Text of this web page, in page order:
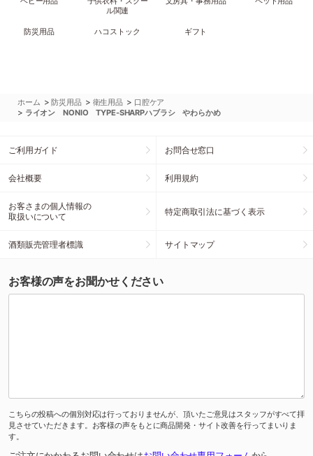
ル関連
防災用品 ハコストック ギフト
ホーム >防災用品 > 衛生用品 > 口腔ケア
> ライオン NONIO TYPE-SHARPハブラシ やわらかめ
ご利用ガイド お問合せ窓口
会社概要 利用規約
お客さまの個人情報の
取扱いについて
特定商取引法に基づく表示
酒類販売管理者標識 サイトマップ
お客様の声をお聞かせください
こちらの投稿への個別対応は行っておりませんが、頂いたご意見はスタッフがすべて拝
見させていただきます。お客様の声をもとに商品開発・サイト改善を行ってまいりま
す。